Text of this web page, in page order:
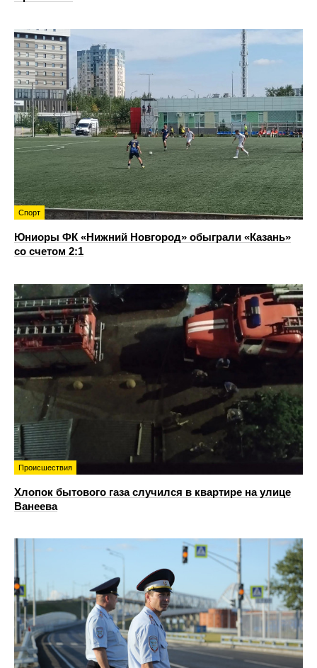
Спорт
Юниоры ФК «Нижний Новгород» обыграли «Казань»
со счетом 2:1
Происшествия
Хлопок бытового газа случился в квартире на улице
Ванеева